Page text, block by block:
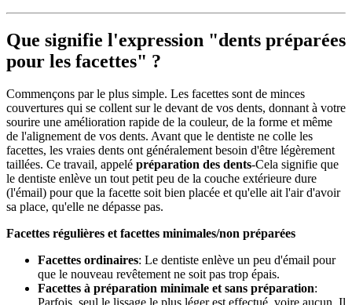
Que signifie l'expression "dents préparées
pour les facettes" ?
Commençons par le plus simple. Les facettes sont de minces
couvertures qui se collent sur le devant de vos dents, donnant à votre
sourire une amélioration rapide de la couleur, de la forme et même
de l'alignement de vos dents. Avant que le dentiste ne colle les
facettes, les vraies dents ont généralement besoin d'être légèrement
taillées. Ce travail, appelé préparation des dents-Cela signifie que
le dentiste enlève un tout petit peu de la couche extérieure dure
(l'émail) pour que la facette soit bien placée et qu'elle ait l'air d'avoir
sa place, qu'elle ne dépasse pas.
Facettes régulières et facettes minimales/non préparées
Facettes ordinaires: Le dentiste enlève un peu d'émail pour
que le nouveau revêtement ne soit pas trop épais.
Facettes à préparation minimale et sans préparation: